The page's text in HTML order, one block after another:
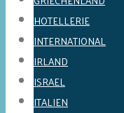
HOTELLERIE
INTERNATIONAL
IRLAND
ISRAEL
ITALIEN